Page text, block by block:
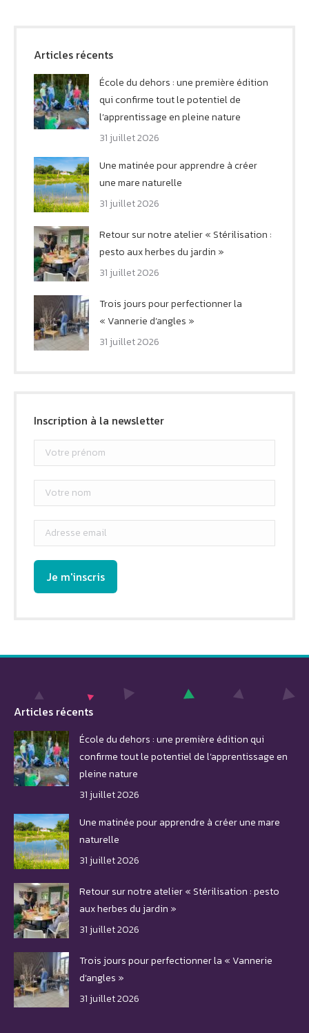
Articles récents
École du dehors : une première édition
qui confirme tout le potentiel de
l’apprentissage en pleine nature
31 juillet 2026
Une matinée pour apprendre à créer
une mare naturelle
31 juillet 2026
Retour sur notre atelier « Stérilisation :
pesto aux herbes du jardin »
31 juillet 2026
Trois jours pour perfectionner la
« Vannerie d’angles »
31 juillet 2026
Inscription à la newsletter
Articles récents
École du dehors : une première édition qui
confirme tout le potentiel de l’apprentissage en
pleine nature
31 juillet 2026
Une matinée pour apprendre à créer une mare
naturelle
31 juillet 2026
Retour sur notre atelier « Stérilisation : pesto
aux herbes du jardin »
31 juillet 2026
Trois jours pour perfectionner la « Vannerie
d’angles »
31 juillet 2026